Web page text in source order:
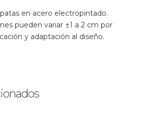
en acero electropintado.
pueden variar ±1 a 2 cm por
y adaptación al diseño.